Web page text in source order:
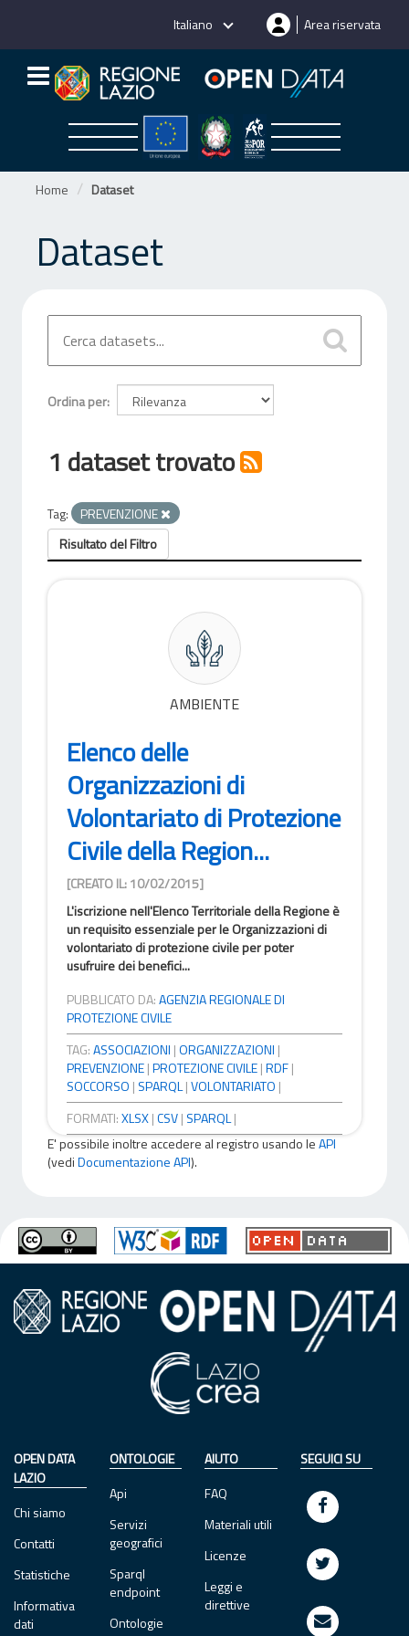
Italiano Area riservata
Home Dataset
Dataset
Ordina per
1 dataset trovato
Tag:
PREVENZIONE
Risultato del Filtro
AMBIENTE
Elenco delle
Organizzazioni di
Volontariato di Protezione
Civile della Region...
[CREATO IL: 10/02/2015]
L'iscrizione nell'Elenco Territoriale della Regione è
un requisito essenziale per le Organizzazioni di
volontariato di protezione civile per poter
usufruire dei benefici...
PUBBLICATO DA:AGENZIA REGIONALE DI
PROTEZIONE CIVILE
TAG:ASSOCIAZIONI |ORGANIZZAZIONI |
PREVENZIONE|PROTEZIONE CIVILE|RDF|
SOCCORSO | SPARQL|VOLONTARIATO |
FORMATI:XLSX|CSV| SPARQL|
E' possibile inoltre accedere al registro usando leAPI
(vediDocumentazione API).
OPEN DATA
LAZIO
Chi siamo
Contatti
Statistiche
Informativa
dati
ONTOLOGIE
Api
Servizi
geografici
Sparql
endpoint
Ontologie
AIUTO
FAQ
Materiali utili
Licenze
Leggi e
direttive
SEGUICI SU